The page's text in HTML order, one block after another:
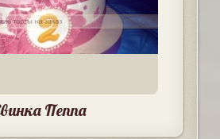
Пеппа